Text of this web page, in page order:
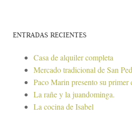
ENTRADAS RECIENTES
Casa de alquiler completa
Mercado tradicional de San
Paco Marin presento su primer
La rañe y la juandominga.
La cocina de Isabel